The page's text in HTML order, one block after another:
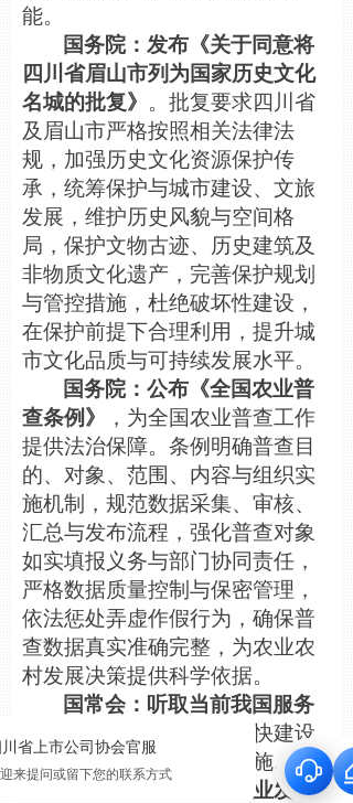
能。
国务院：发布《关于同意将
四川省眉山市列为国家历史文化
名城的批复》 。批复要求四川省
及眉山市严格按照相关法律法
规，加强历史文化资源保护传
承，统筹保护与城市建设、文旅
发展，维护历史风貌与空间格
局，保护文物古迹、历史建筑及
非物质文化遗产，完善保护规划
与管控措施，杜绝破坏性建设，
在保护前提下合理利用，提升城
市文化品质与可持续发展水平。
国务院：公布《全国农业普
查条例》
，为全国农业普查工作
提供法治保障。条例明确普查目
的、对象、范围、内容与组织实
施机制，规范数据采集、审核、
汇总与发布流程，强化普查对象
如实填报义务与部门协同责任，
严格数据质量控制与保密管理，
依法惩处弄虚作假行为，确保普
查数据真实准确完整，为农业农
村发展决策提供科学依据。
国常会：听取当前我国服务
研究加快建设
分级诊疗体系有关政策措施。会
要充分挖掘服务业发展